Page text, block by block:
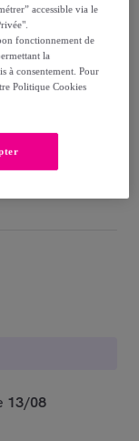
,
13/08
accessible via le
fonctionnement de
la
à consentement. Pour
Politique Cookies